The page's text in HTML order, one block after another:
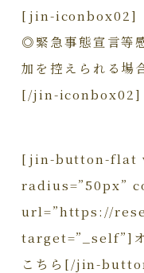
[jin-iconbox02]
◎緊急事態宣言等
加を控えられる場
[/jin-iconbox02]
[jin-button-flat
radius=”50px”
url=”https://
target=”_self”]オ
こちら[/jin-